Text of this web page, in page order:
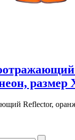
размер
Reflector,